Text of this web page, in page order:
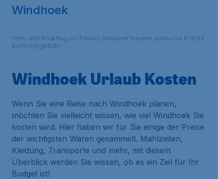
Windhoek
*Hin- und Rückflug pro Person, inklusive Steuern, exklusive € 19,99
Buchungsgebühr.
Windhoek Urlaub Kosten
Wenn Sie eine Reise nach Windhoek planen,
möchten Sie vielleicht wissen, wie viel Windhoek Sie
kosten wird. Hier haben wir für Sie einige der Preise
der wichtigsten Waren gesammelt. Mahlzeiten,
Kleidung, Transporte und mehr, mit diesem
Überblick werden Sie wissen, ob es ein Ziel für Ihr
Budget ist!